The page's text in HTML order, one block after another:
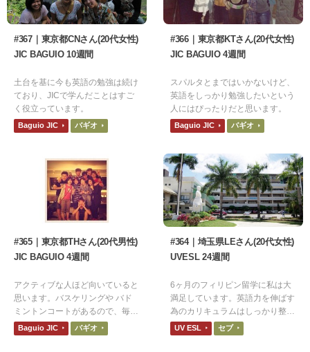
#367｜東京都CNさん(20代女性)
JIC BAGUIO 10週間
土台を基に今も英語の勉強は続け
ており、JICで学んだことはすご
く役立っています。
Baguio JIC バギオ
#366｜東京都KTさん(20代女性)
JIC BAGUIO 4週間
スパルタとまではいかないけど、
英語をしっかり勉強したいという
人にはぴったりだと思います。
Baguio JIC バギオ
#365｜東京都THさん(20代男性)
JIC BAGUIO 4週間
アクティブな人ほど向いていると
思います。バスケリングや バド
ミントンコートがあるので、毎日
のように勉強、運動ができます。
Baguio JIC バギオ
#364｜埼玉県LEさん(20代女性)
UVESL 24週間
6ヶ月のフィリピン留学に私は大
満足しています。英語力を伸ばす
為のカリキュラムはしっかり整っ
ていると思えました
UV ESL セブ